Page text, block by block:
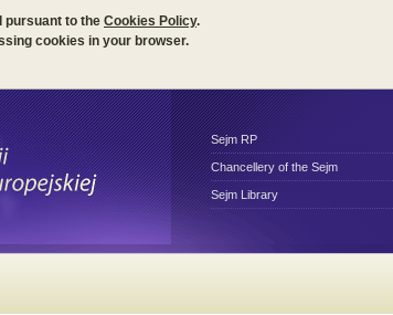
pursuant to the Cookies Policy.
cookies in your browser.
Sejm RP
Chancellery of the Sejm
Sejm Library